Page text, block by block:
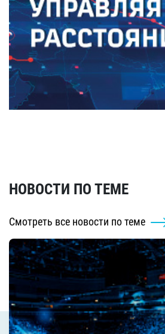
НОВОСТИ ПО ТЕМЕ
Смотреть все новости по теме